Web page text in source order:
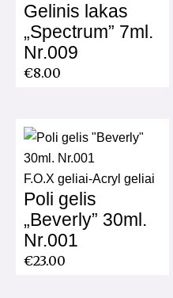
Gelinis lakas
„Spectrum” 7ml.
Nr.009
€8.00
F.O.X geliai-Acryl geliai
Poli gelis
„Beverly” 30ml.
Nr.001
€23.00